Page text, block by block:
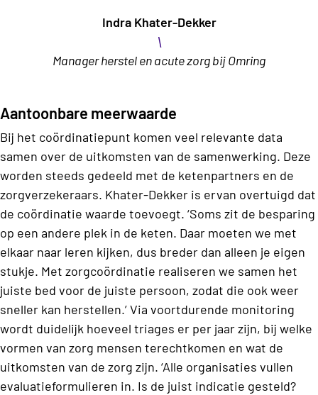
Indra Khater-Dekker
\
Manager herstel en acute zorg bij Omring
Aantoonbare meerwaarde
Bij het coördinatiepunt komen veel relevante data
samen over de uitkomsten van de samenwerking. Deze
worden steeds gedeeld met de ketenpartners en de
zorgverzekeraars. Khater-Dekker is ervan overtuigd dat
de coördinatie waarde toevoegt. ‘Soms zit de besparing
op een andere plek in de keten. Daar moeten we met
elkaar naar leren kijken, dus breder dan alleen je eigen
stukje. Met zorgcoördinatie realiseren we samen het
juiste bed voor de juiste persoon, zodat die ook weer
sneller kan herstellen.’ Via voortdurende monitoring
wordt duidelijk hoeveel triages er per jaar zijn, bij welke
vormen van zorg mensen terechtkomen en wat de
uitkomsten van de zorg zijn. ‘Alle organisaties vullen
evaluatieformulieren in. Is de juist indicatie gesteld?